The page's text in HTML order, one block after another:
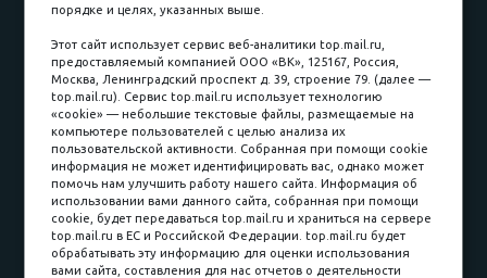
пл. Соляная, 6, стр. 16
8 (3822) 60-70-30
8 (3822) 50-39-09
8 (3822) 22-77-68
8 (3822) 50-48-50
8 (3822) 65-42-10
порядке и целях, указанных выше.
Этот сайт использует сервис веб-аналитики top.mail.ru,
предоставляемый компанией ООО «ВК», 125167, Россия,
Москва, Ленинградский проспект д. 39, строение 79. (далее —
top.mail.ru). Сервис top.mail.ru использует технологию
«cookie» — небольшие текстовые файлы, размещаемые на
компьютере пользователей с целью анализа их
пользовательской активности. Собранная при помощи cookie
информация не может идентифицировать вас, однако может
помочь нам улучшить работу нашего сайта. Информация об
использовании вами данного сайта, собранная при помощи
cookie, будет передаваться top.mail.ru и храниться на сервере
top.mail.ru в ЕС и Российской Федерации. top.mail.ru будет
обрабатывать эту информацию для оценки использования
вами сайта, составления для нас отчетов о деятельности